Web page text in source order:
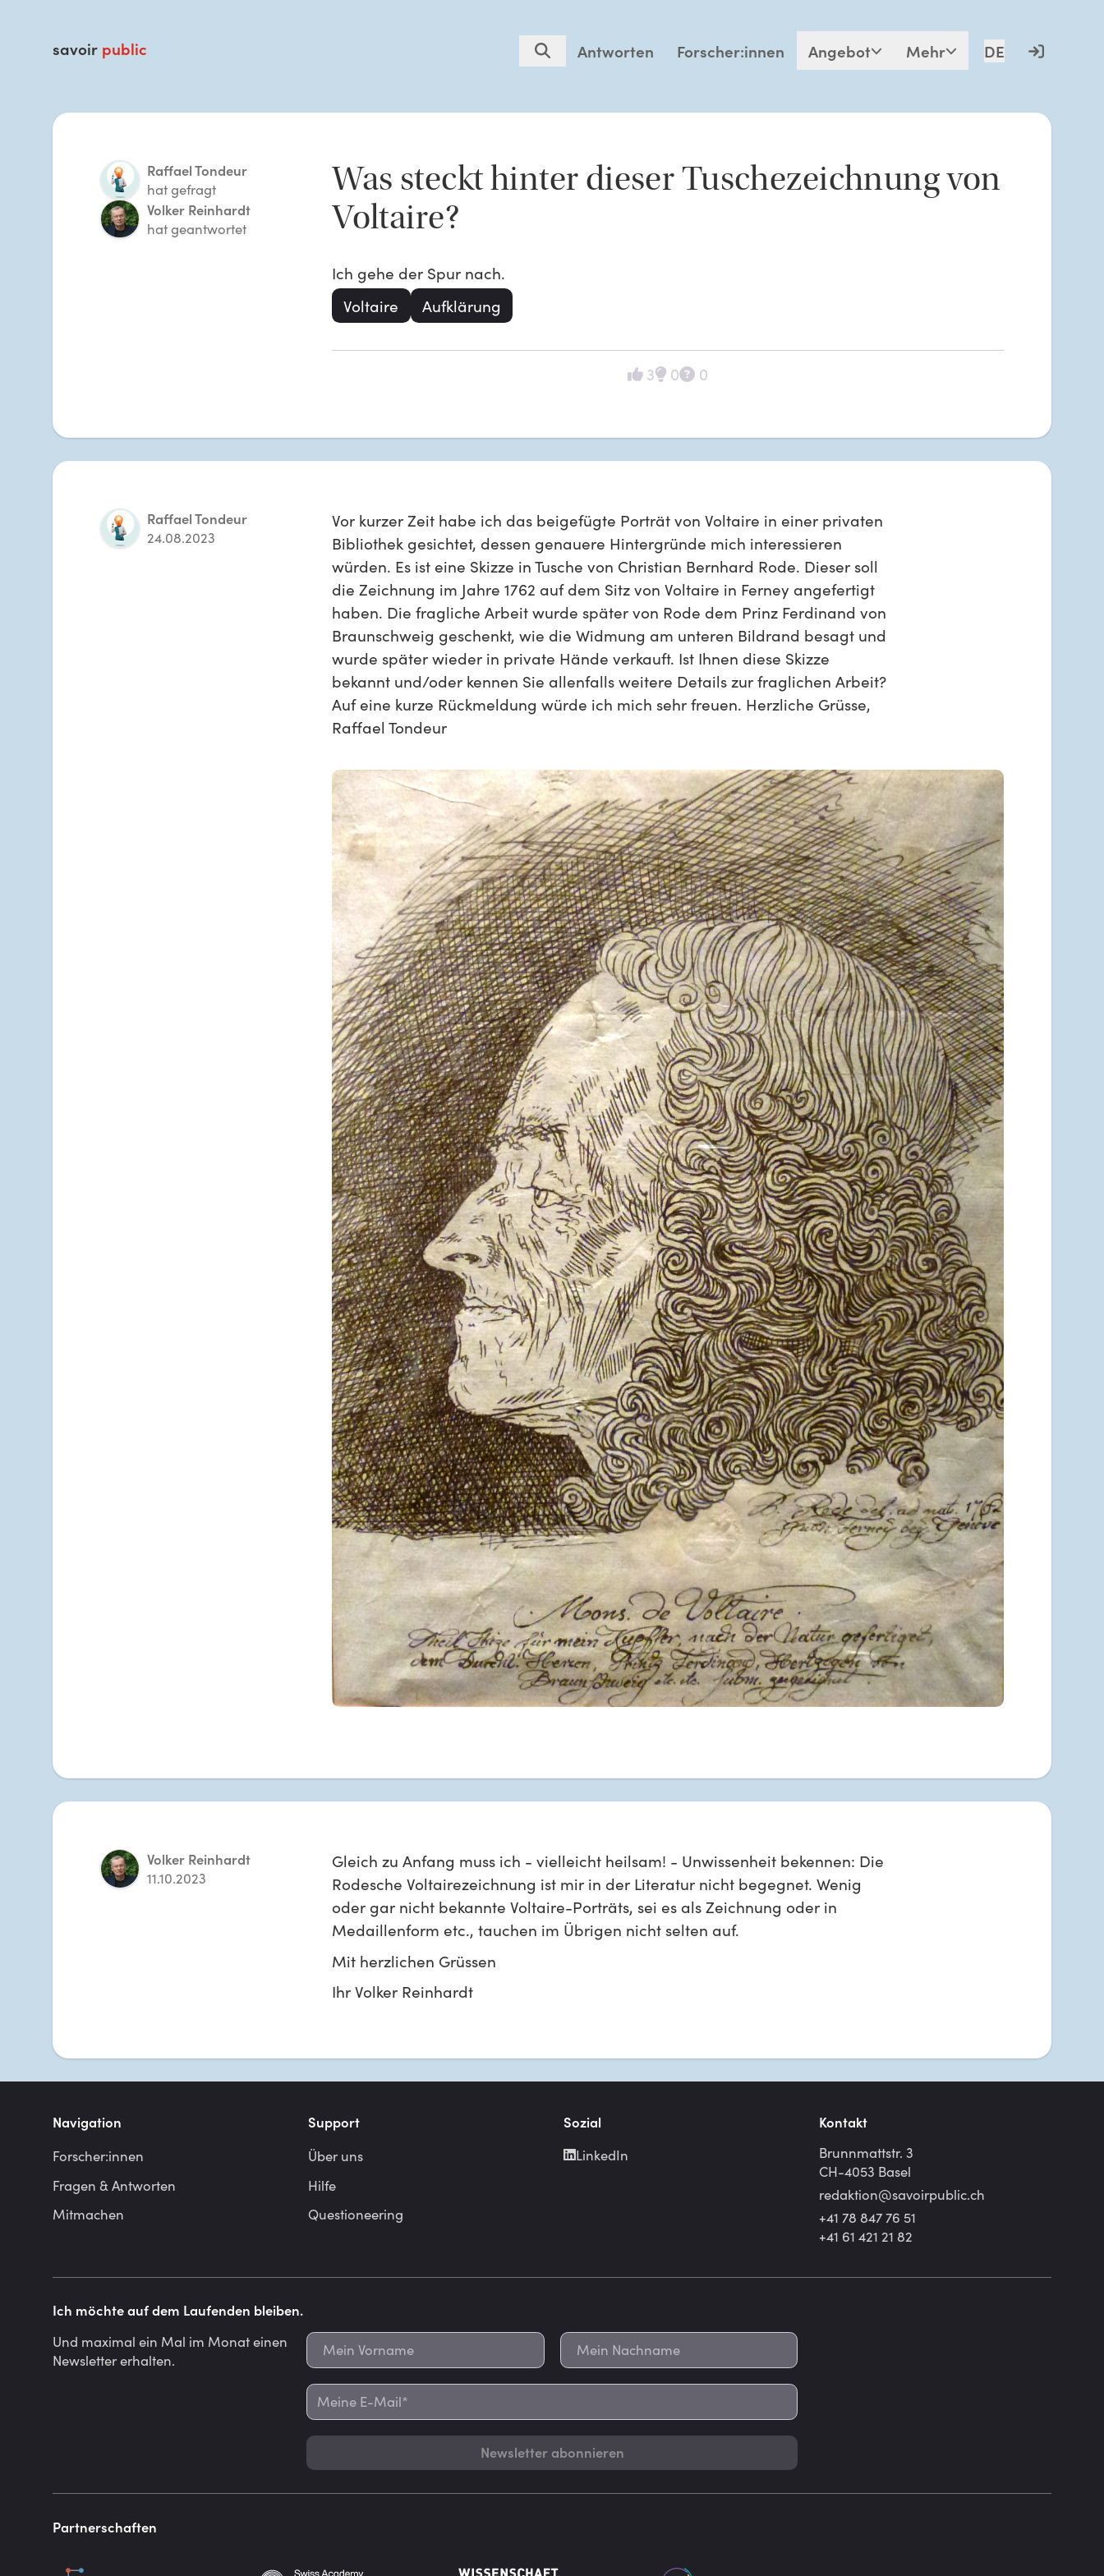
savoir public Antworten Forscher:innen Angebot Mehr DE
Raffael Tondeur
hat gefragt
Volker Reinhardt
hat geantwortet
Was steckt hinter dieser Tuschezeichnung von
Voltaire?
Ich gehe der Spur nach.
Voltaire
Aufklärung
3 0 0
Raffael Tondeur
24.08.2023
Vor kurzer Zeit habe ich das beigefügte Porträt von Voltaire in einer privaten
Bibliothek gesichtet, dessen genauere Hintergründe mich interessieren
würden. Es ist eine Skizze in Tusche von Christian Bernhard Rode. Dieser soll
die Zeichnung im Jahre 1762 auf dem Sitz von Voltaire in Ferney angefertigt
haben. Die fragliche Arbeit wurde später von Rode dem Prinz Ferdinand von
Braunschweig geschenkt, wie die Widmung am unteren Bildrand besagt und
wurde später wieder in private Hände verkauft. Ist Ihnen diese Skizze
bekannt und/oder kennen Sie allenfalls weitere Details zur fraglichen Arbeit?
Auf eine kurze Rückmeldung würde ich mich sehr freuen. Herzliche Grüsse,
Raffael Tondeur
Volker Reinhardt
11.10.2023
Gleich zu Anfang muss ich - vielleicht heilsam! - Unwissenheit bekennen: Die
Rodesche Voltairezeichnung ist mir in der Literatur nicht begegnet. Wenig
oder gar nicht bekannte Voltaire-Porträts, sei es als Zeichnung oder in
Medaillenform etc., tauchen im Übrigen nicht selten auf.
Mit herzlichen Grüssen
Ihr Volker Reinhardt
Navigation
Forscher:innen
Fragen & Antworten
Mitmachen
Support
Über uns
Hilfe
Questioneering
Sozial
LinkedIn
Kontakt
Brunnmattstr. 3
CH-4053 Basel
redaktion@savoirpublic.ch
+41 78 847 76 51
+41 61 421 21 82
Ich möchte auf dem Laufenden bleiben.
Und maximal ein Mal im Monat einen
Newsletter erhalten.
Newsletter abonnieren
Partnerschaften